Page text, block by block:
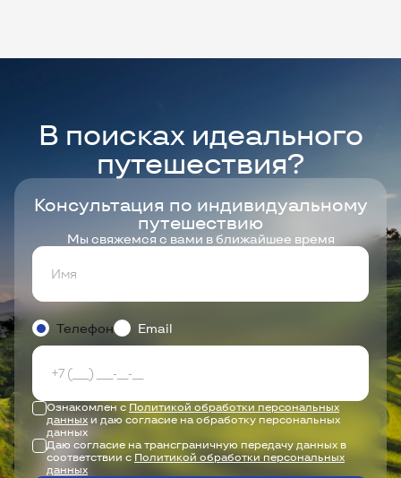
В поисках идеального
путешествия?
Консультация по индивидуальному
путешествию
Мы свяжемся с вами в ближайшее время
Телефон Email
Ознакомлен с Политикой обработки персональных
данныхи даю согласие на обработку персональных
данных
Даю согласие на трансграничную передачу данных в
соответствии с Политикой обработки персональных
данных